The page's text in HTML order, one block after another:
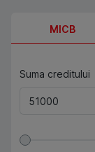
MICB
Suma creditului